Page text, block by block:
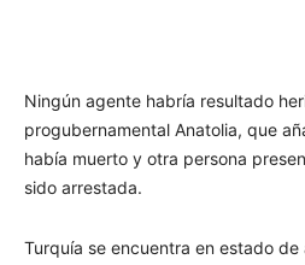
Ningún agente habría resultado
progubernamental Anatolia, que
había muerto y otra persona
sido arrestada.
Turquía se encuentra en estado